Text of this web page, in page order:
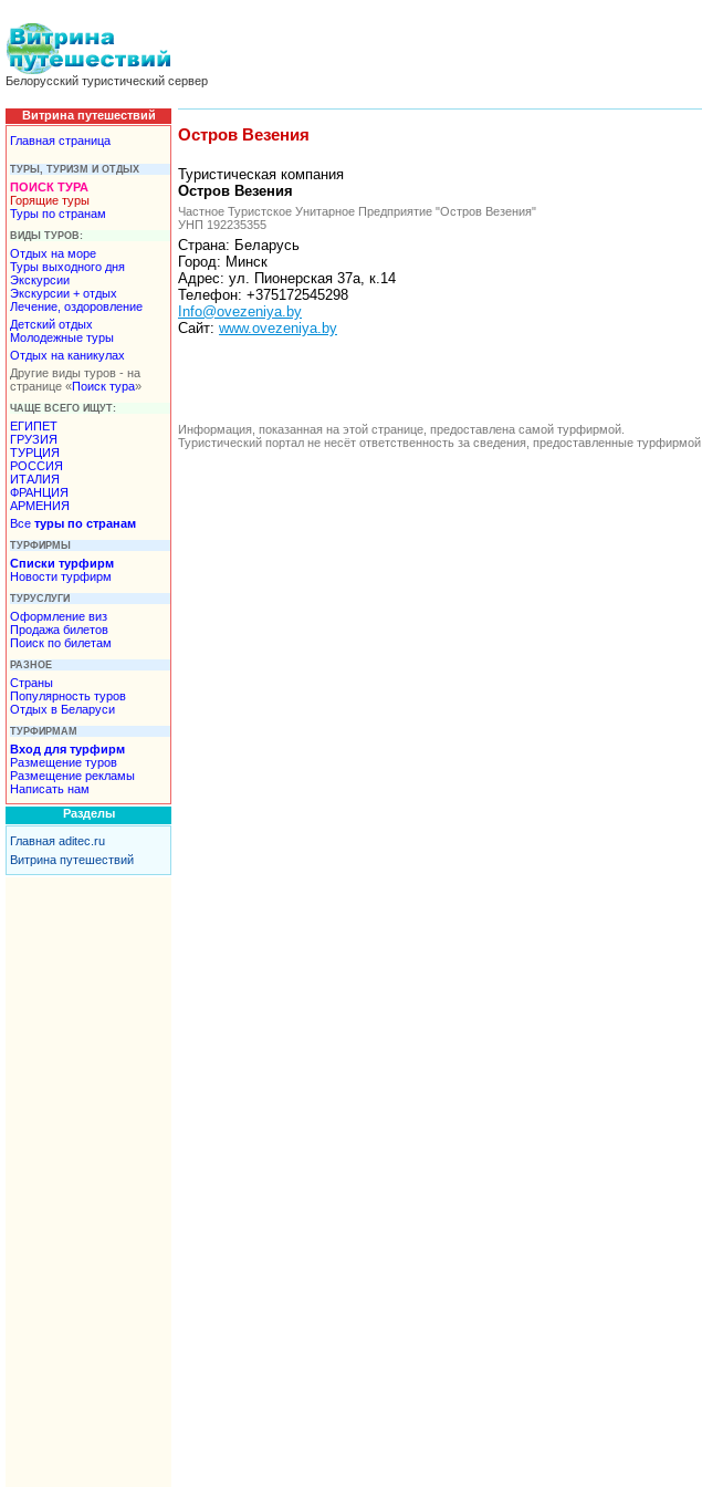
Белорусский туристический сервер
Витрина путешествий
Главная страница
ТУРЫ, ТУРИЗМ И ОТДЫХ
ПОИСК ТУРА
Горящие туры
Туры по странам
ВИДЫ ТУРОВ:
Отдых на море
Туры выходного дня
Экскурсии
Экскурсии + отдых
Лечение, оздоровление
Детский отдых
Молодежные туры
Отдых на каникулах
Другие виды туров - на
странице «Поиск тура»
ЧАЩЕ ВСЕГО ИЩУТ:
ЕГИПЕТ
ГРУЗИЯ
ТУРЦИЯ
РОССИЯ
ИТАЛИЯ
ФРАНЦИЯ
АРМЕНИЯ
Все туры по странам
ТУРФИРМЫ
Списки турфирм
Новости турфирм
ТУРУСЛУГИ
Оформление виз
Продажа билетов
Поиск по билетам
РАЗНОЕ
Страны
Популярность туров
Отдых в Беларуси
ТУРФИРМАМ
Вход для турфирм
Размещение туров
Размещение рекламы
Написать нам
Разделы
Главная aditec.ru
Витрина путешествий
Остров Везения
Туристическая компания
Остров Везения
Частное Туристское Унитарное Предприятие "Остров Везения"
УНП 192235355
Страна: Беларусь
Город: Минск
Адрес: ул. Пионерская 37а, к.14
Телефон: +375172545298
Info@ovezeniya.by
Сайт: www.ovezeniya.by
Информация, показанная на этой странице, предоставлена самой турфирмой.
Туристический портал не несёт ответственность за сведения, предоставленные турфирмой